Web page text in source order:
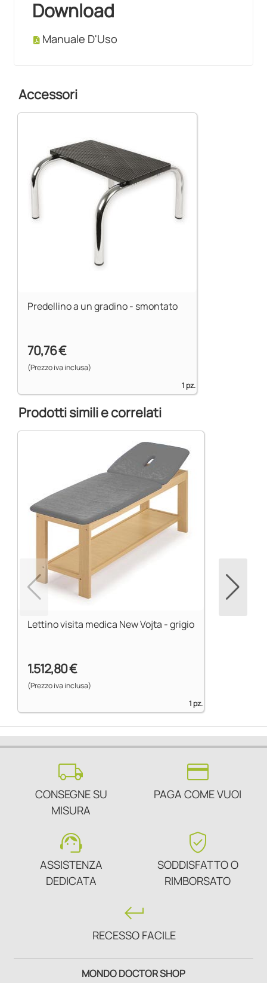
Download
Manuale D'Uso
Accessori
Predellino a un gradino - smontato
70,76 €
(Prezzo iva inclusa)
1 pz.
Prodotti simili e correlati
Lettino visita medica New Vojta - grigio
1.512,80 €
(Prezzo iva inclusa)
1 pz.
local_shipping
CONSEGNE SU
MISURA
credit_card
PAGA COME VUOI
support_agent
ASSISTENZA
DEDICATA
verified_user
SODDISFATTO O
RIMBORSATO
keyboard_return
RECESSO FACILE
MONDO DOCTOR SHOP